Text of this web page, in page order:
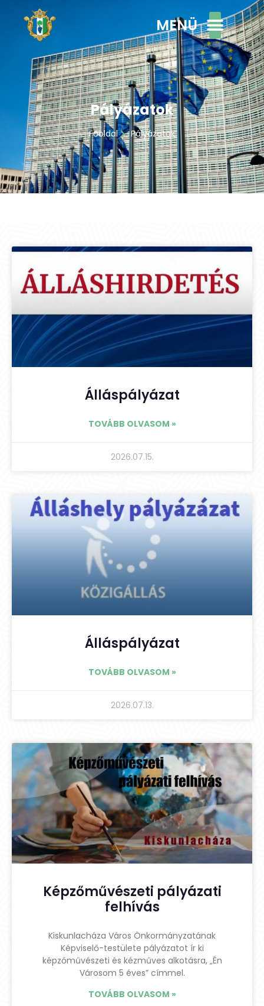
MENÜ
Pályázatok
Főoldal Pályázatok
Álláspályázat
TOVÁBB OLVASOM »
2026.07.15.
Álláspályázat
TOVÁBB OLVASOM »
2026.07.13.
Képzőművészeti pályázati
felhívás
Kiskunlacháza Város Önkormányzatának
Képviselő-testülete pályázatot ír ki
képzőművészeti és kézműves alkotásra, „Én
Városom 5 éves” címmel.
TOVÁBB OLVASOM »